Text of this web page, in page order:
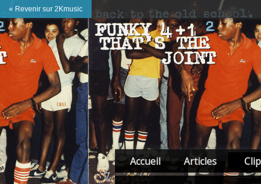
« Revenir sur 2Kmusic
Accueil Articles